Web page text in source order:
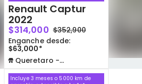
Renault Captur
2022
$314,000 $352,900
Enganche desde:
$63,000*
Queretaro - La Capilla
Incluye 3 meses o 5000 km de